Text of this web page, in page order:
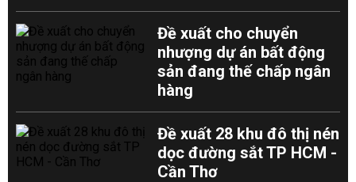
Đề xuất cho chuyển
nhượng dự án bất động
sản đang thế chấp ngân
hàng
Đề xuất 28 khu đô thị nén
dọc đường sắt TP HCM -
Cần Thơ